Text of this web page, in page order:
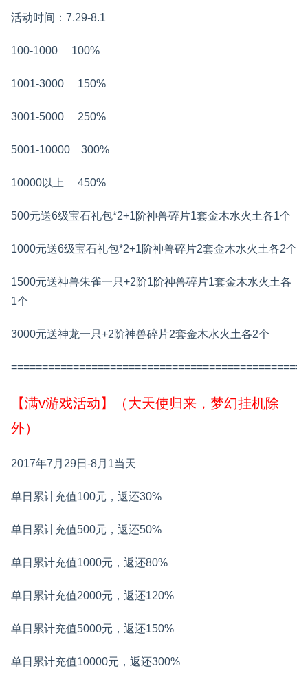
活动时间：7.29-8.1
100-1000 100%
1001-3000 150%
3001-5000 250%
5001-10000 300%
10000以上 450%
500元送6级宝石礼包*2+1阶神兽碎片1套金木水火土各1个
1000元送6级宝石礼包*2+1阶神兽碎片2套金木水火土各2个
1500元送神兽朱雀一只+2阶1阶神兽碎片1套金木水火土各
1个
3000元送神龙一只+2阶神兽碎片2套金木水火土各2个
【满v游戏活动】（大天使归来，梦幻挂机除
外）
2017年7月29日-8月1当天
单日累计充值100元，返还30%
单日累计充值500元，返还50%
单日累计充值1000元，返还80%
单日累计充值2000元，返还120%
单日累计充值5000元，返还150%
单日累计充值10000元，返还300%